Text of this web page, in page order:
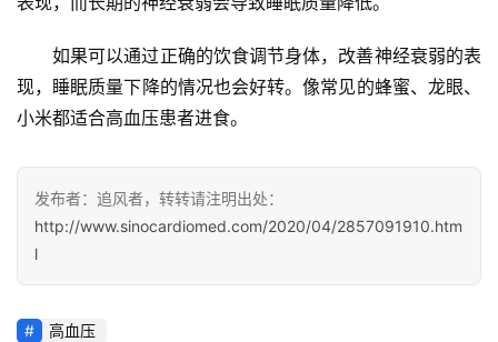
管
专
心
血
管
健
康
如果可以通过正确的饮食调节身体，改善神经衰弱的表
现，睡眠质量下降的情况也会好转。像常见的蜂蜜、龙眼、
小米都适合高血压患者进食。
发布者：追风者，转转请注明出处：
http://www.sinocardiomed.com/2020/04/2857091910.htm
l
高血压